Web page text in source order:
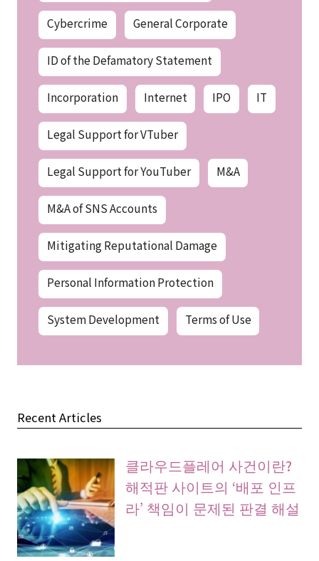
Cybercrime General Corporate
ID of the Defamatory Statement
Incorporation Internet IPO IT
Legal Support for VTuber
Legal Support for YouTuber M&A
M&A of SNS Accounts
Mitigating Reputational Damage
Personal Information Protection
System Development Terms of Use
Recent Articles
클라우드플레어 사건이란?
해적판 사이트의 ‘배포 인프
라’ 책임이 문제된 판결 해설